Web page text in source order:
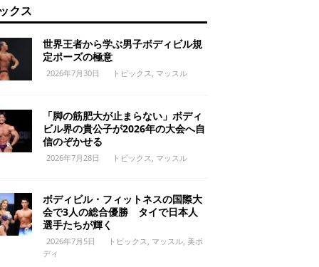
クス
世界王者から学ぶ男子ボディビル規
定ポーズの極意
2026年7月30日 トピックス マッスル
「脚の筋肥大が止まらない」ボディ
ビル界の貴公子が2026年の大会へ自
信のぞかせる
2026年7月28日 トピックス マッスル
ボディビル・フィットネスの国際大
会で3人の総合優勝 タイで日本人
選手たちが輝く
2026年7月5日 トピックス マッスル, 美ボ
ディ